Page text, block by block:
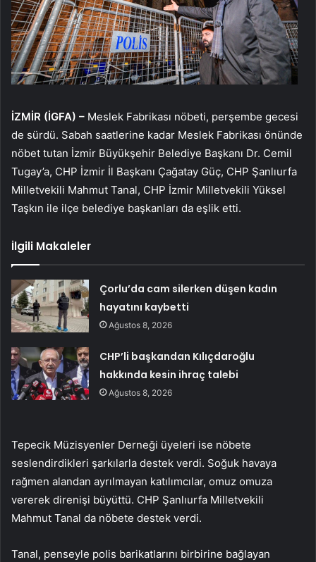
İZMİR (İGFA) – Meslek Fabrikası nöbeti, perşembe gecesi
de sürdü. Sabah saatlerine kadar Meslek Fabrikası önünde
nöbet tutan İzmir Büyükşehir Belediye Başkanı Dr. Cemil
Tugay’a, CHP İzmir İl Başkanı Çağatay Güç, CHP Şanlıurfa
Milletvekili Mahmut Tanal, CHP İzmir Milletvekili Yüksel
Taşkın ile ilçe belediye başkanları da eşlik etti.
İlgili Makaleler
Çorlu’da cam silerken düşen kadın
hayatını kaybetti
Ağustos 8, 2026
CHP’li başkandan Kılıçdaroğlu
hakkında kesin ihraç talebi
Ağustos 8, 2026
Tepecik Müzisyenler Derneği üyeleri ise nöbete
seslendirdikleri şarkılarla destek verdi. Soğuk havaya
rağmen alandan ayrılmayan katılımcılar, omuz omuza
vererek direnişi büyüttü. CHP Şanlıurfa Milletvekili
Mahmut Tanal da nöbete destek verdi.
Tanal, penseyle polis barikatlarını birbirine bağlayan